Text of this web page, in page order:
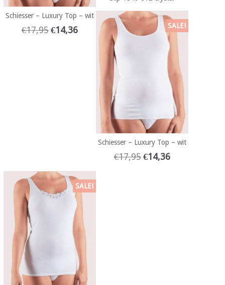
Schiesser – Luxury Top – wit
€17,95 €14,36 SALE!
Schiesser – Luxury Top – wit
€17,95 €14,36
SALE!